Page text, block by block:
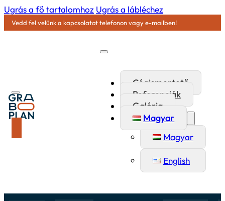
Ugrás a fő tartalomhoz Ugrás a lábléchez
Vedd fel velünk a kapcsolatot telefonon vagy e-mailben!
Cégismertető
Referenciák
Galéria
Magyar
Magyar
English